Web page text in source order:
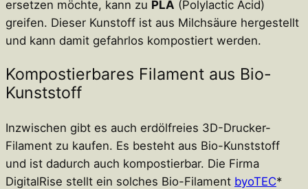
ersetzen möchte, kann zu PLA (Polylactic Acid)
greifen. Dieser Kunstoff ist aus Milchsäure hergestellt
und kann damit gefahrlos kompostiert werden.
Kompostierbares Filament aus Bio-
Kunststoff
Inzwischen gibt es auch erdölfreies 3D-Drucker-
Filament zu kaufen. Es besteht aus Bio-Kunststoff
und ist dadurch auch kompostierbar. Die Firma
DigitalRise stellt ein solches Bio-Filament byoTEC*